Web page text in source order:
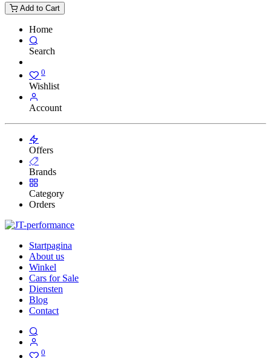
Add to Cart
Home
Search
0
Wishlist
Account
Offers
Brands
Category
Orders
Startpagina
About us
Winkel
Cars for Sale
Diensten
Blog
Contact
0